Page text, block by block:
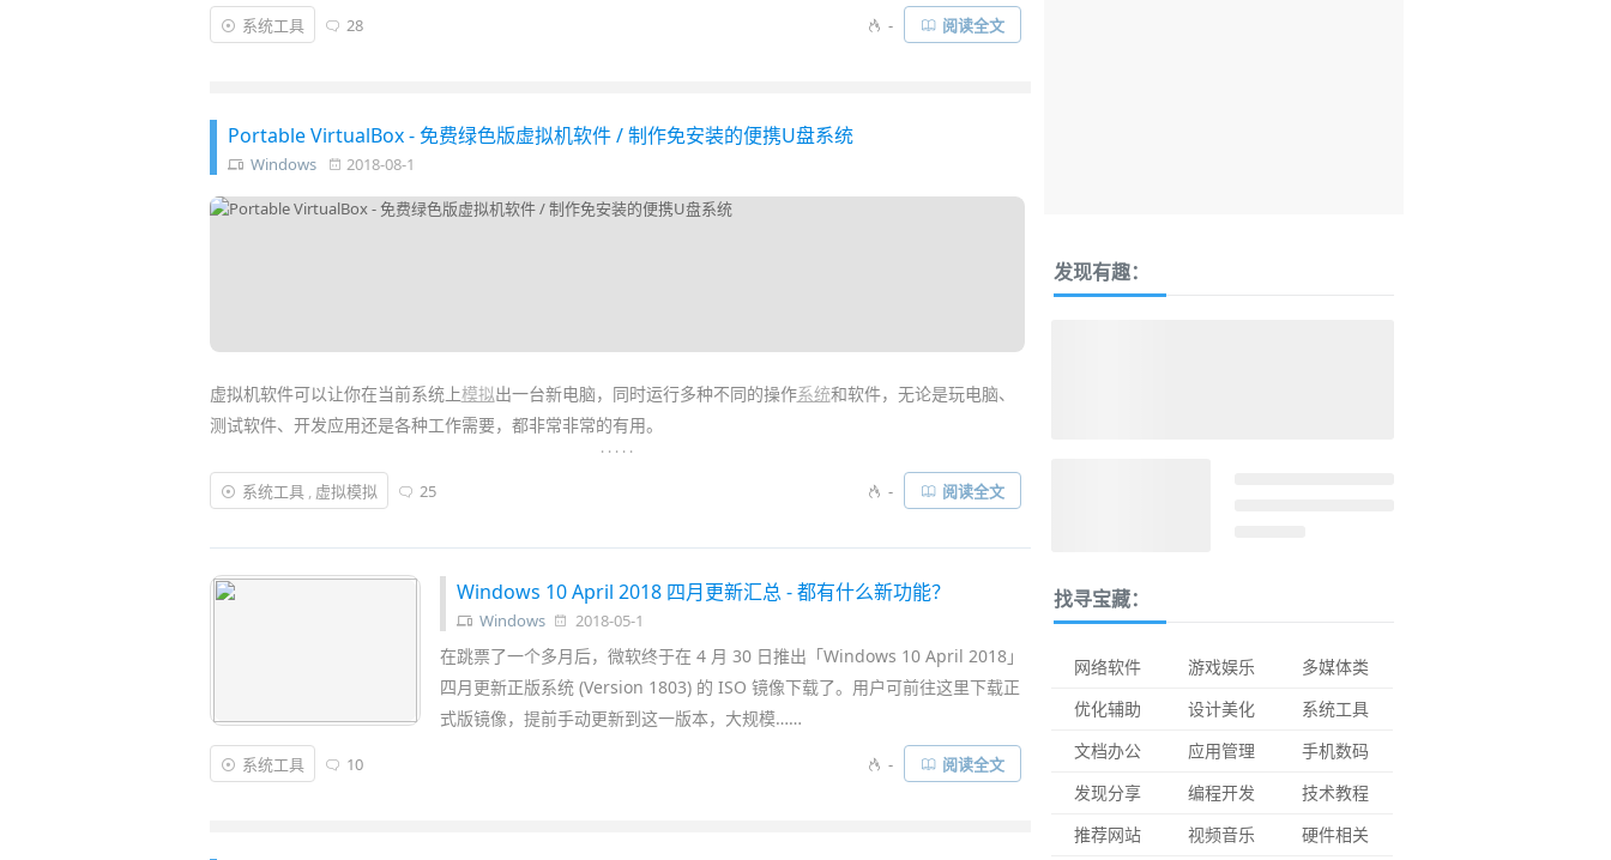
对于新装机的朋友，事先将一些
系统必备的常用运行库安装齐全，可以避免日后启动软件或运行游戏
时出现各种错误，特别是帮 MM 家长装机更应该去做这点。不过逐一去下载安装这些库实在太麻烦！All In
系统工具 28 - 阅读全文
Portable VirtualBox - 免费绿色版虚拟机软件 / 制作免安装的便携U盘系统
Windows 2018-08-1
虚拟机软件可以让你在当前系统上模拟出一台新电脑，同时运行多种不同的操作系统和软件，无论是玩电脑、
测试软件、开发应用还是各种工作需要，都非常非常的有用。
但像VMware 、Parallels Desktop 等虚拟机软件都需要安装，对于经常需要在不同电脑上使用 虚
拟机的人来说就有点麻烦了。不仅每台电脑都要安装和配置一次，虚拟机里的文件数据还得想办法同步。但如
果可以将整个虚拟机放进U盘里随身携带，那可就方便多了……
. . . . .
系统工具, 虚拟模拟 25 - 阅读全文
Windows 10 April 2018 四月更新汇总 - 都有什么新功能？
Windows 2018-05-1
在跳票了一个多月后，微软终于在 4 月 30 日推出「Windows 10 April 2018」
四月更新正版系统 (Version 1803) 的 ISO 镜像下载了。用户可前往这里下载正
式版镜像，提前手动更新到这一版本，大规模……
系统工具 10 - 阅读全文
发现有趣：
找寻宝藏：
网络软件 游戏娱乐
多媒体类
优化辅助
设计美化
系统工具
文档办公
应用管理
手机数码
发现分享
编程开发
技术教程
推荐网站
视频音乐
硬件相关